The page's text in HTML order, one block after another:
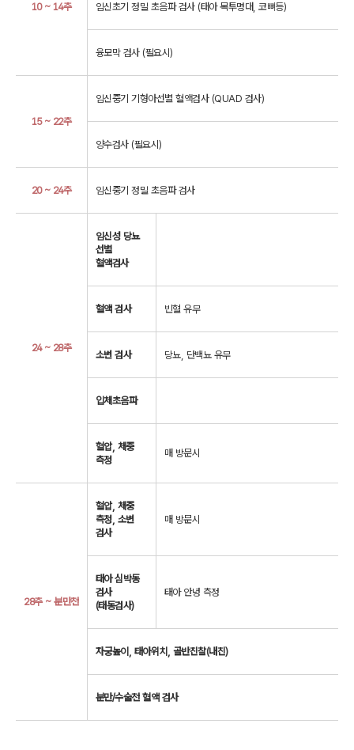
10 ~ 14주 임신초기 정밀 초음파 검사 (태아 목투명대, 코뼈등)
융모막 검사 (필요시)
15 ~ 22주
임신중기 기형아선별 혈액검사 (QUAD 검사)
양수검사 (필요시)
20 ~ 24주 임신중기 정밀 초음파 검사
24 ~ 28주
임신성 당뇨
선별
혈액검사
혈액 검사 빈혈 유무
소변 검사 당뇨, 단백뇨 유무
입체초음파
혈압, 체중
측정
매 방문시
28주 ~ 분만전
혈압, 체중
측정, 소변
검사
매 방문시
태아 심박동
검사
(태동검사)
태아 안녕 측정
자궁높이, 태아위치, 골반진찰(내진)
분만/수술전 혈액 검사